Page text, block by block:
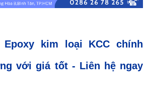
kim loại KCC chính
với giá tốt - Liên hệ ngay